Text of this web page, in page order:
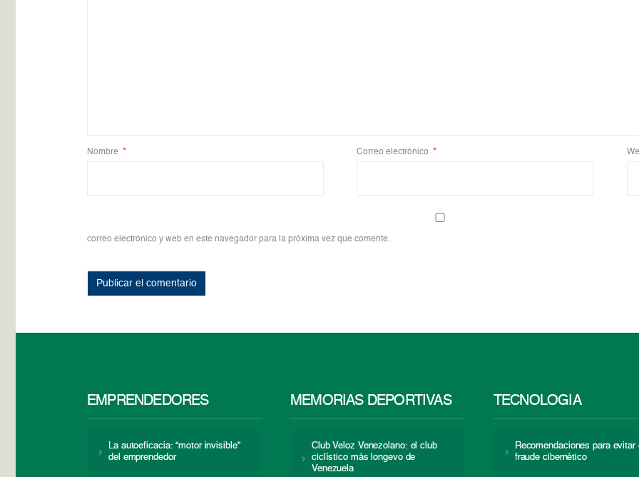
Nombre * Correo electrónico *
correo electrónico y web en este navegador para la próxima vez que comente.
EMPRENDEDORES
La autoeficacia: “motor invisible”
del emprendedor
MEMORIAS DEPORTIVAS
Club Veloz Venezolano: el club
ciclístico más longevo de
Venezuela
TECNOLOGÍA
Recomendaciones para evitar
fraude cibernético